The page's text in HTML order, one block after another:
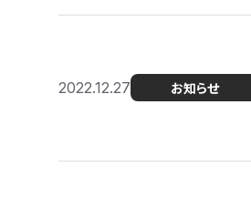
2022.12.27 お知らせ